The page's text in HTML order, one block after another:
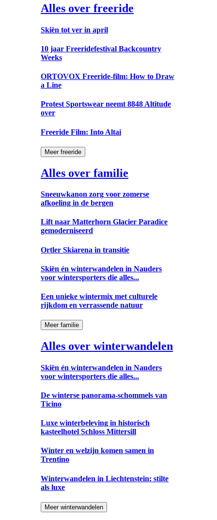
Alles over freeride
Skiën tot ver in april
10 jaar Freeridefestival Backcountry
Weeks
ORTOVOX Freeride-film: How to Draw
a Line
Protest Sportswear neemt 8848 Altitude
over
Freeride Film: Into Altai
Meer freeride
Alles over familie
Sneeuwkanon zorg voor zomerse
afkoeling in de bergen
Lift naar Matterhorn Glacier Paradice
gemoderniseerd
Ortler Skiarena in transitie
Skiën én winterwandelen in Nauders
voor wintersporters die alles...
Een unieke wintermix met culturele
rijkdom en verrassende natuur
Meer familie
Alles over winterwandelen
Skiën én winterwandelen in Nauders
voor wintersporters die alles...
De winterse panorama-schommels van
Ticino
Luxe winterbeleving in historisch
kasteelhotel Schloss Mittersill
Winter en welzijn komen samen in
Trentino
Winterwandelen in Liechtenstein: stilte
als luxe
Meer winterwandelen